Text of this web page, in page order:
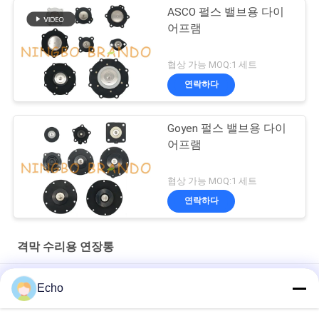
ASCO 펄스 밸브용 다이
어프램
협상 가능 MOQ:1 세트
연락하다
Goyen 펄스 밸브용 다이
어프램
협상 가능 MOQ:1 세트
연락하다
격막 수리용 연장통
DMF-ZL-B SBFEC 집진기 펄스 제트 밸브용 NBR 다이어프램
BFEC 펄스 제트 밸브용 다이어프램 3/4'' DMF-Z-20 DMF-ZM-20
Echo